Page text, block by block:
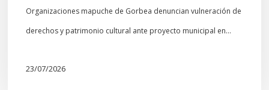
Organizaciones mapuche de Gorbea denuncian vulneración de
derechos y patrimonio cultural ante proyecto municipal en…
23/07/2026